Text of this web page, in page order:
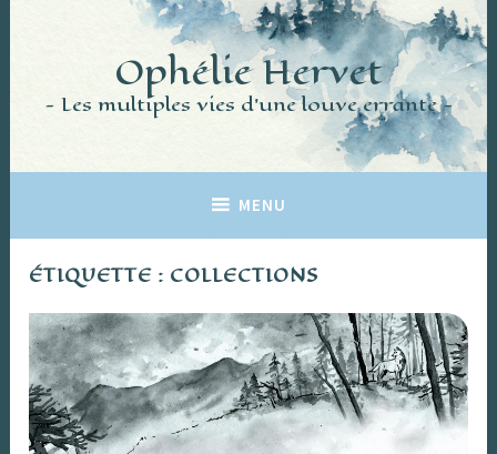
principal
Ophélie Hervet
Les multiples vies d'une louve errante
MENU
ÉTIQUETTE : COLLECTIONS